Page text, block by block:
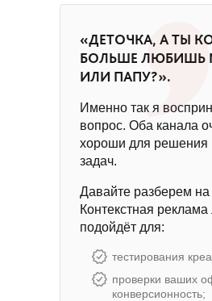
«ДЕТОЧКА, А ТЫ
БОЛЬШЕ ЛЮБИШЬ
ИЛИ ПАПУ?».
Именно так я
вопрос. Оба канала
хороши для решения
задач.
Давайте разберем
Контекстная
подойдёт для:
тестирования
проверки ваших
конверсионность;